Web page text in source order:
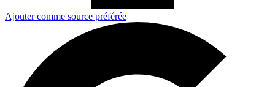
Ajouter comme source préférée